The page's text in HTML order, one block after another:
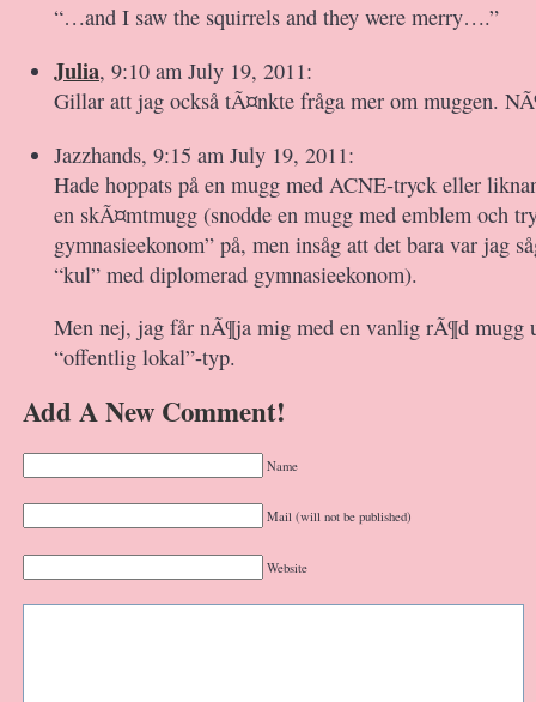
“…and I saw the squirrels and they were merry….”
Julia, 9:10 am July 19, 2011:
Gillar att jag också tÃ¤nkte fråga mer om muggen.
Jazzhands, 9:15 am July 19, 2011:
Hade hoppats på en mugg med ACNE-tryck eller
en skÃ¤mtmugg (snodde en mugg med emblem och
gymnasieekonom” på, men insåg att det bara var jag
“kul” med diplomerad gymnasieekonom).
Men nej, jag får nÃ¶ja mig med en vanlig rÃ¶d mugg
“offentlig lokal”-typ.
Add A New Comment!
Name
Mail (will not be published)
Website